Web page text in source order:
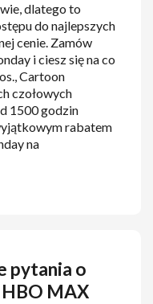
dlatego to
do najlepszych
cenie. Zamów
i ciesz się na co
Cartoon
czołowych
1500 godzin
rabatem
na
pytania o
MAX